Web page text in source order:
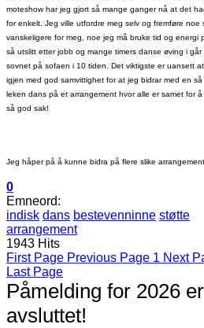
moteshow har jeg gjort så mange ganger nå at det
for enkelt. Jeg ville utfordre meg selv og fremføre noe
vanskeligere for meg, noe jeg må bruke tid og energi
så utslitt etter jobb og mange timers danse øving i går
sovnet på sofaen i 10 tiden. Det viktigste er uansett
igjen med god samvittighet for at jeg bidrar med en så
leken dans på et arrangement hvor alle er samet for
så god sak!
Jeg håper på å kunne bidra på flere slike
0
Emneord:
indisk dans bestevenninne støtte
arrangement
1943 Hits
First Page Previous Page 1 Next
Last Page
Påmelding for 2026 er
avsluttet!